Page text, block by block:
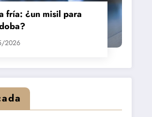
fría: ¿un misil para
2026